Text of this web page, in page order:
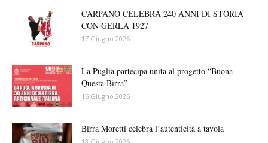
CARPANO CELEBRA 240 ANNI DI STORIA
CON GERLA 1927
17 Giugno 2026
La Puglia partecipa unita al progetto “Buona
Questa Birra”
16 Giugno 2026
Birra Moretti celebra l’autenticità a tavola